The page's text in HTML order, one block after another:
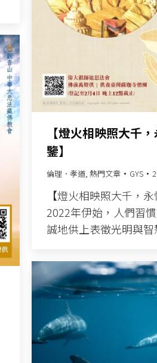
【燈火相映照大千
鑒】
倫理．孝道, 熱門文章 GYS
【燈火相映照大千，永
2022年伊始，人們習
誠地供上表徵光明與